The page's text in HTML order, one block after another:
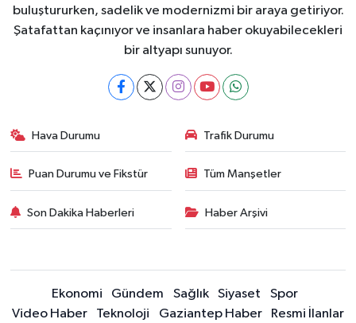
buluştururken, sadelik ve modernizmi bir araya getiriyor.
Şatafattan kaçınıyor ve insanlara haber okuyabilecekleri
bir altyapı sunuyor.
Hava Durumu Trafik Durumu
Puan Durumu ve Fikstür Tüm Manşetler
Son Dakika Haberleri Haber Arşivi
Ekonomi Gündem Sağlık Siyaset
Spor
Video Haber
Teknoloji Gaziantep Haber Resmi İlanlar